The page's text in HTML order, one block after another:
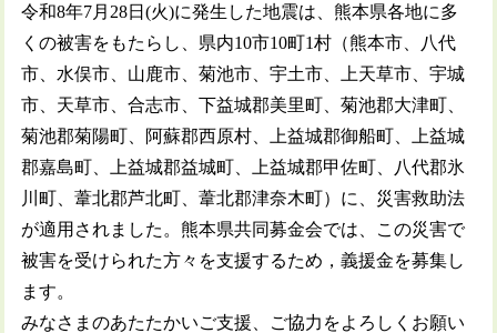
令和8年7月28日(火)に発生した地震は、熊本県各地に多
くの被害をもたらし、県内10市10町1村（熊本市、八代
市、水俣市、山鹿市、菊池市、宇土市、上天草市、宇城
市、天草市、合志市、下益城郡美里町、菊池郡大津町、
菊池郡菊陽町、阿蘇郡西原村、上益城郡御船町、上益城
郡嘉島町、上益城郡益城町、上益城郡甲佐町、八代郡氷
川町、葦北郡芦北町、葦北郡津奈木町）に、災害救助法
が適用されました。熊本県共同募金会では、この災害で
被害を受けられた方々を支援するため，義援金を募集し
ます。
みなさまのあたたかいご支援、ご協力をよろしくお願い